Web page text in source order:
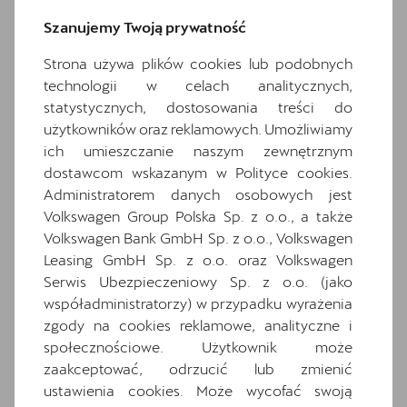
Awaryjne wspomaganie kierowaniem i
asystent skrętu
Disc brakes in front
Dwupoziomowa podłoga bagażnika
Extended pedestrian protection
Gniazdo 12V z przodu i 230V w bagażniku
Informacje o oponach
Inteligentny asystent parkowania z funkcją
zdalnego sterowania z telefonu
Komplet dywaników
Media System Plus: 12.9-calowy kolorowy
ekran dotykowy
Osłony przeciwsłoneczne kierowcy i
pasażera z zamykanymi i podświetlanymi
lusterkami
Szanujemy Twoją prywatność
Strona używa plików cookies lub podobnych
technologii w celach analitycznych,
statystycznych, dostosowania treści do
użytkowników oraz reklamowych. Umożliwiamy
ich umieszczanie naszym zewnętrznym
dostawcom wskazanym w Polityce cookies.
Administratorem danych osobowych jest
Volkswagen Group Polska Sp. z o.o., a także
Volkswagen Bank GmbH Sp. z o.o., Volkswagen
Leasing GmbH Sp. z o.o. oraz Volkswagen
Serwis Ubezpieczeniowy Sp. z o.o. (jako
współadministratorzy) w przypadku wyrażenia
zgody na cookies reklamowe, analityczne i
społecznościowe. Użytkownik może
zaakceptować, odrzucić lub zmienić
ustawienia cookies. Może wycofać swoją